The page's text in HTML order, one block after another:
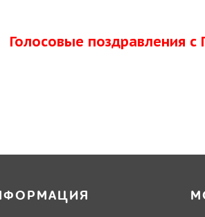
Голосовые поздравления